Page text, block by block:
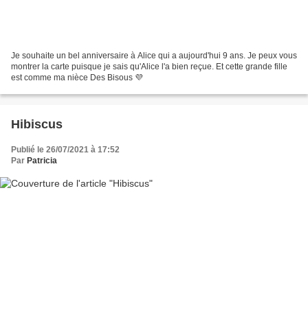
Je souhaite un bel anniversaire à Alice qui a aujourd'hui 9 ans. Je peux vous
montrer la carte puisque je sais qu'Alice l'a bien reçue. Et cette grande fille
est comme ma nièce Des Bisous 💜
Hibiscus
Publié le 26/07/2021 à 17:52
Par Patricia